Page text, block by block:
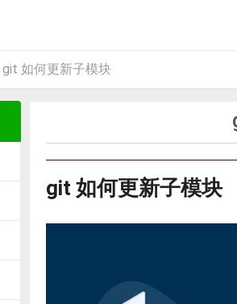
git 如何更新子模块
git 如何更新子模块